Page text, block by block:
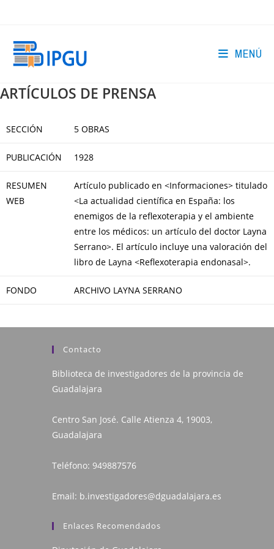
MENÚ
ARTÍCULOS DE PRENSA
SECCIÓN 5 OBRAS
PUBLICACIÓN 1928
RESUMEN
WEB
Artículo publicado en <Informaciones> titulado
<La actualidad científica en España: los
enemigos de la reflexoterapia y el ambiente
entre los médicos: un artículo del doctor Layna
Serrano>. El artículo incluye una valoración del
libro de Layna <Reflexoterapia endonasal>.
FONDO ARCHIVO LAYNA SERRANO
Contacto
Biblioteca de investigadores de la provincia de
Guadalajara
Centro San José. Calle Atienza 4, 19003,
Guadalajara
Teléfono: 949887576
Email: b.investigadores@dguadalajara.es
Enlaces Recomendados